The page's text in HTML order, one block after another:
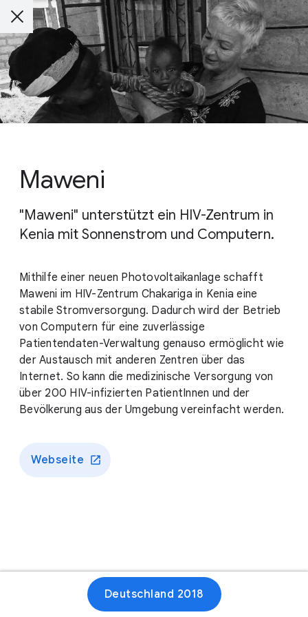
Maweni
"Maweni" unterstützt ein HIV-Zentrum in
Kenia mit Sonnenstrom und Computern.
Mithilfe einer neuen Photovoltaikanlage schafft
Maweni im HIV-Zentrum Chakariga in Kenia eine
stabile Stromversorgung. Dadurch wird der Betrieb
von Computern für eine zuverlässige
Patientendaten-Verwaltung genauso ermöglicht wie
der Austausch mit anderen Zentren über das
Internet. So kann die medizinische Versorgung von
über 200 HIV-infizierten PatientInnen und der
Bevölkerung aus der Umgebung vereinfacht werden.
Webseite
Deutschland 2018